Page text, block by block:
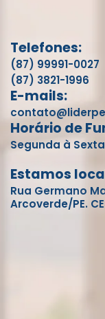
Telefones:
(87) 99991-0027
(87) 3821-1996
E-mails:
Horário de
Segunda à
Estamos
Rua Germano
Arcoverde/PE.